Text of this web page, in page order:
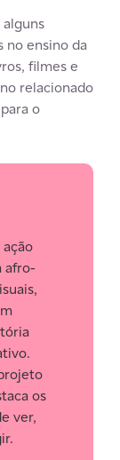
no ensino da
filmes e
relacionado
o
afro-
os
ver,